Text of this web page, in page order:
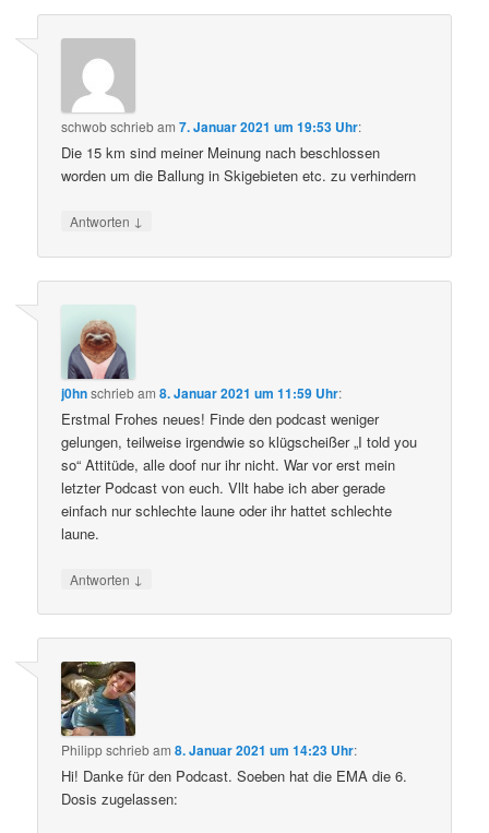
schwobschriebam7. Januar 2021 um 19:53 Uhr:
Die 15 km sind meiner Meinung nach beschlossen
worden um die Ballung in Skigebieten etc. zu verhindern
Antworten ↓
j0hnschriebam8. Januar 2021 um 11:59 Uhr:
Erstmal Frohes neues! Finde den podcast weniger
gelungen, teilweise irgendwie so klügscheißer „I told you
so“ Attitüde, alle doof nur ihr nicht. War vor erst mein
letzter Podcast von euch. Vllt habe ich aber gerade
einfach nur schlechte laune oder ihr hattet schlechte
laune.
Antworten ↓
Philippschriebam8. Januar 2021 um 14:23 Uhr:
Hi! Danke für den Podcast. Soeben hat die EMA die 6.
Dosis zugelassen: